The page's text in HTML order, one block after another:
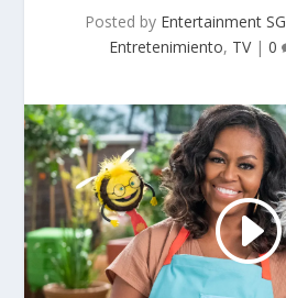
Posted by Entertainment SG
Entretenimiento, TV| 0